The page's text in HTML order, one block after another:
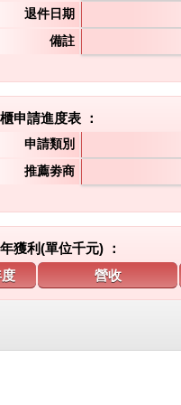
退件日期
備註
申請進度表 ：
申請類別
推薦劵商
獲利(單位千元) ：
營收